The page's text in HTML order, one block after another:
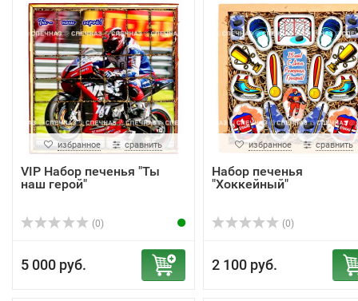
избранное сравнить
VIP Набор печенья "Ты
наш герой"
(0)
5 000 руб.
избранное сравнить
Набор печенья
"Хоккейный"
(0)
2 100 руб.